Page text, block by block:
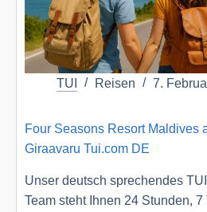
TUI Reisen 7.
Four Seasons Resort Maldives
Giraavaru Tui.com DE
Unser deutsch sprechendes
Team steht Ihnen 24 Stunden,